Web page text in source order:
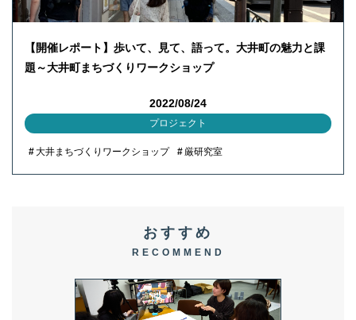
【開催レポート】歩いて、見て、語って。大井町の魅力と課
題～大井町まちづくりワークショップ
2022/08/24
プロジェクト
大井まちづくりワークショップ 厳研究室
おすすめ
RECOMMEND